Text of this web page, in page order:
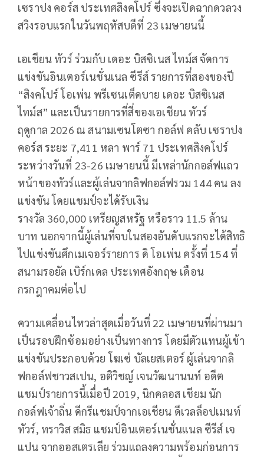
เซราปง คอร์ส ประเทศสิงคโปร์ ซึ่งจะเปิดฉากดวลวง
สวิงรอบแรกในวันพฤหัสบดีที่ 23 เมษายนนี้
เอเชียน ทัวร์ ร่วมกับ เดอะ บิสซิเนส ไทม์ส จัดการ
แข่งขันอินเตอร์เนชั่นเนล ซีรีส์ รายการที่สองของปี
“สิงคโปร์ โอเพ่น พรีเซนเต็ดบาย เดอะ บิสซิเนส
ไทม์ส” และเป็นรายการที่สี่ของเอเชียน ทัวร์
ฤดูกาล 2026 ณ สนามเซนโตซา กอล์ฟ คลับ เซราปง
คอร์ส ระยะ 7,411 หลา พาร์ 71 ประเทศสิงคโปร์
ระหว่างวันที่ 23-26 เมษายนนี้ มีเหล่านักกอล์ฟแถว
หน้าของทัวร์และผู้เล่นจากลิฟกอล์ฟรวม 144คน ลง
แข่งขัน โดยแชมป์จะได้รับเงิน
รางวัล 360,000 เหรียญสหรัฐ หรือราว 11.5 ล้าน
บาท นอกจากนี้ผู้เล่นที่จบในสองอันดับแรกจะได้สิทธิ
ไปแข่งขันศึกเมเจอร์รายการ ดิ โอเพ่น ครั้งที่ 154ที่
สนามรอยัล เบิร์กเดล ประเทศอังกฤษ เดือน
กรกฎาคมต่อไป
ความเคลื่อนไหวล่าสุดเมื่อวันที่ 22 เมษายนที่ผ่านมา
เป็นรอบฝึกซ้อมอย่างเป็นทางการ โดยมีตัวแทนผู้เข้า
แข่งขันประกอบด้วย โฆเซ่ บัลเยสเตอร์ ผู้เล่นจากลิ
ฟกอล์ฟชาวสเปน, อติวิชญ์ เจนวัฒนานนท์ อดีต
แชมป์รายการนี้เมื่อปี 2019, นิกคลอส เชียม นัก
กอล์ฟเจ้าถิ่น ดีกรีแชมป์จากเอเชียน ดีเวลล็อปเมนท์
ทัวร์, ทราวิส สมิธ แชมป์อินเตอร์เนชั่นแนล ซีรีส์ เจ
แปน จากออสเตรเลีย ร่วมแถลงความพร้อมก่อนการ